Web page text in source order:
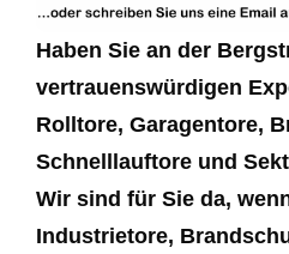
Haben Sie an der
vertrauenswürdigen
Rolltore, Garagentore,
Schnelllauftore und
Wir sind für Sie da,
Industrietore,